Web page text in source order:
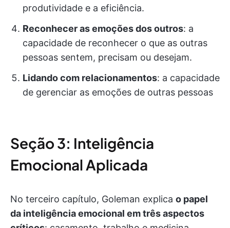
produtividade e a eficiência.
Reconhecer as emoções dos outros: a
capacidade de reconhecer o que as outras
pessoas sentem, precisam ou desejam.
Lidando com relacionamentos: a capacidade
de gerenciar as emoções de outras pessoas
Seção 3: Inteligência
Emocional Aplicada
No terceiro capítulo, Goleman explica o papel
da inteligência emocional em três aspectos